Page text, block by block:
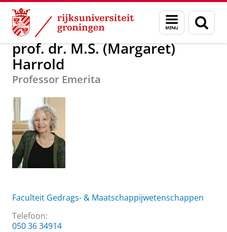
Skip
Content
Skip
Navigation
Menu
en
zoeken
Over ons prof. dr. M.S. (Margaret) Harrold
prof. dr. M.S. (Margaret)
Harrold
Professor Emerita
Faculteit Gedrags- & Maatschappijwetenschappen
Telefoon:
050 36 34914